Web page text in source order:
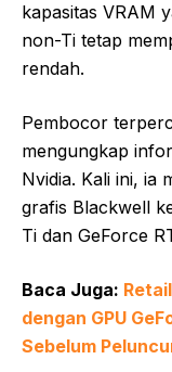
kapasitas VRAM
non-Ti tetap
rendah.
Pembocor
mengungkap
Nvidia. Kali ini, ia
grafis Blackwell
Ti dan GeForce
Baca Juga:
dengan GPU
Sebelum